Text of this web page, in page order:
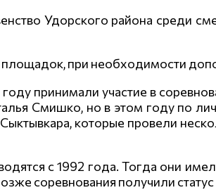
Удорского района среди
при необходимости
принимали участие в
Смишко, но в этом году по
которые провели
с 1992 года. Тогда они
соревнования получили